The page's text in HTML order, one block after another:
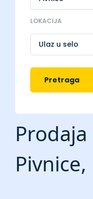
LOKACIJA
Ulaz u selo
Pretraga